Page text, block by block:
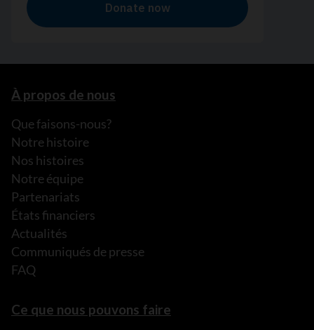
À propos de nous
Que faisons-nous?
Notre histoire
Nos histoires
Notre équipe
Partenariats
États financiers
Actualités
Communiqués de presse
FAQ
Ce que nous pouvons faire